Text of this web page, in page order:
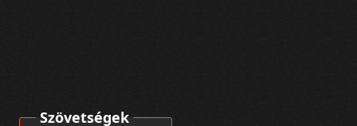
Szövetségek